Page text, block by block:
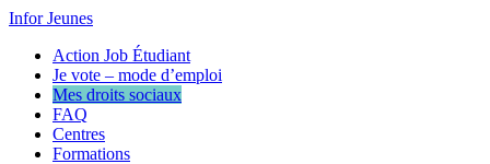
Infor Jeunes
Action Job Étudiant
Je vote – mode d’emploi
Mes droits sociaux
FAQ
Centres
Formations